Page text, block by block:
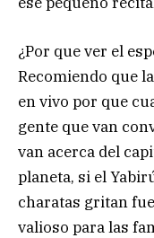
¿Por que ver el
Recomiendo que
en vivo por que
gente que van
van acerca del
planeta, si el
charatas gritan
valioso para las